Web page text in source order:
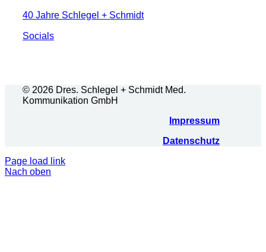
40 Jahre Schlegel + Schmidt
Socials
© 2026 Dres. Schlegel + Schmidt Med.
Kommunikation GmbH
Impressum
Datenschutz
Page load link
Nach oben